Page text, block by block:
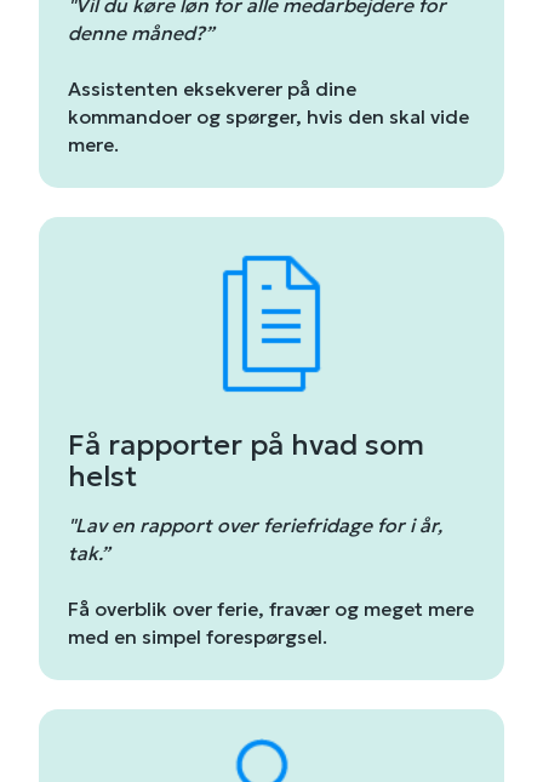
"Vil du køre løn for alle medarbejdere for
denne måned?”
Assistenten eksekverer på dine
kommandoer og spørger, hvis den skal vide
mere.
Få rapporter på hvad som
helst
"Lav en rapport over feriefridage for i år,
tak.”
Få overblik over ferie, fravær og meget mere
med en simpel forespørgsel.